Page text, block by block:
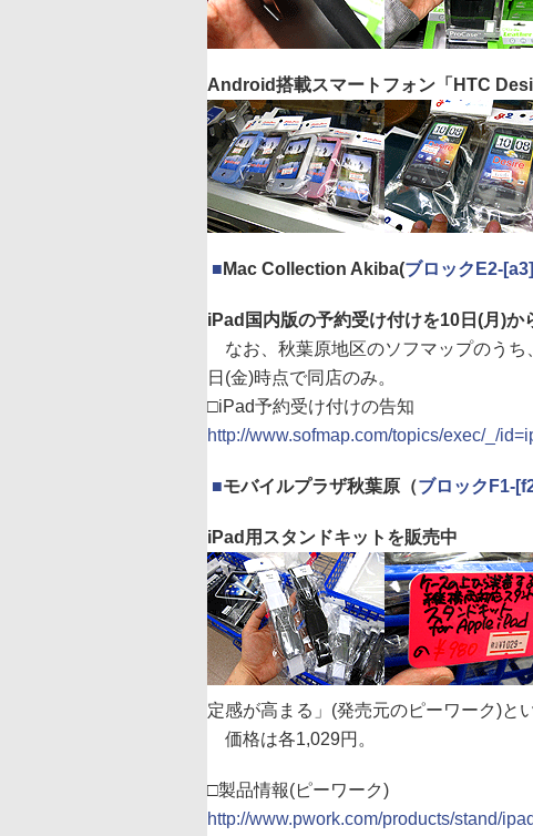
Android搭載スマートフォン「HTC
■ Mac Collection Akiba(ブロックE2-[a3]
iPad国内版の予約受け付けを10日(月)
なお、秋葉原地区のソフマップのうち
日(金)時点で同店のみ。
□iPad予約受け付けの告知
http://www.sofmap.com/topics/exec/_/
■モバイルプラザ秋葉原（ブロックF1-
iPad用スタンドキットを販売中
定感が高まる」(発売元のピーワーク)とい
価格は各1,029円。
□製品情報(ピーワーク)
http://www.pwork.com/products/stand/